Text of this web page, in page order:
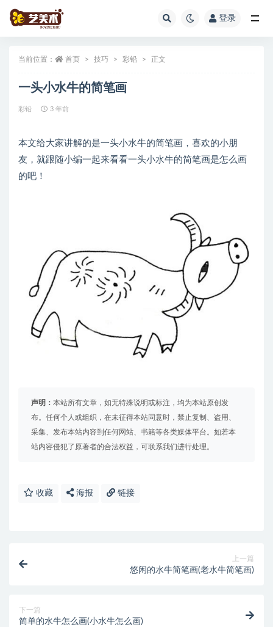
登录
当前位置： 首页 技巧 彩铅 正文
一头小水牛的简笔画
彩铅 3 年前
本文给大家讲解的是一头小水牛的简笔画，喜欢的小朋
友，就跟随小编一起来看看一头小水牛的简笔画是怎么画
的吧！
声明： 本站所有文章，如无特殊说明或标注，均为本站原创发
布。任何个人或组织，在未征得本站同意时，禁止复制、盗用、
采集、发布本站内容到任何网站、书籍等各类媒体平台。如若本
站内容侵犯了原著者的合法权益，可联系我们进行处理。
收藏 海报 链接
上一篇
悠闲的水牛简笔画(老水牛简笔画)
下一篇
简单的水牛怎么画(小水牛怎么画)